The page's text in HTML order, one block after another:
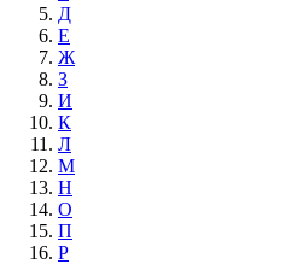
Д
Е
Ж
З
И
К
Л
М
Н
О
П
Р